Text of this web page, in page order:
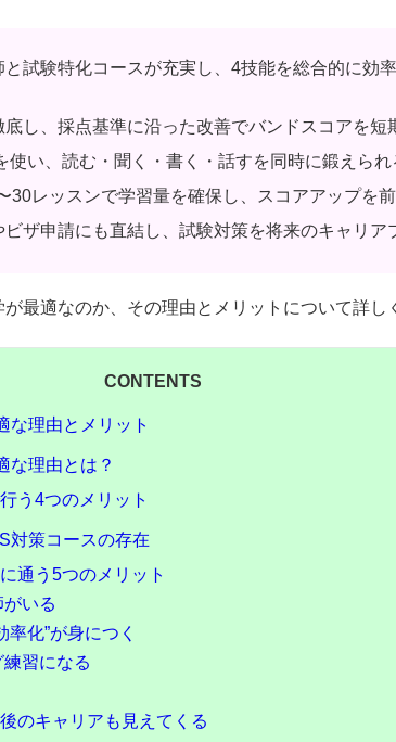
試験特化コースが充実し、4技能を総合的に効
し、採点基準に沿った改善でバンドスコアを短
い、読む・聞く・書く・話すを同時に鍛えら
30レッスンで学習量を確保し、スコアアップを
ザ申請にも直結し、試験対策を将来のキャリア
最適なのか、その理由とメリットについて詳し
CONTENTS
な理由とメリット
な理由とは？
う4つのメリット
対策コースの存在
通う5つのメリット
いる
化”が身につく
習になる
のキャリアも見えてくる